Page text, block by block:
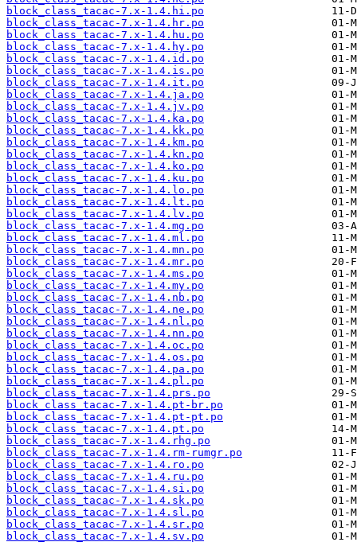
block_class_tacac-7.x-1.4.hi.po
block_class_tacac-7.x-1.4.hr.po
block_class_tacac-7.x-1.4.hu.po
block_class_tacac-7.x-1.4.hy.po
block_class_tacac-7.x-1.4.id.po
block_class_tacac-7.x-1.4.is.po
block_class_tacac-7.x-1.4.it.po
block_class_tacac-7.x-1.4.ja.po
block_class_tacac-7.x-1.4.jv.po
block_class_tacac-7.x-1.4.ka.po
block_class_tacac-7.x-1.4.kk.po
block_class_tacac-7.x-1.4.km.po
block_class_tacac-7.x-1.4.kn.po
block_class_tacac-7.x-1.4.ko.po
block_class_tacac-7.x-1.4.ku.po
block_class_tacac-7.x-1.4.lo.po
block_class_tacac-7.x-1.4.lt.po
block_class_tacac-7.x-1.4.lv.po
block_class_tacac-7.x-1.4.mg.po
block_class_tacac-7.x-1.4.ml.po
block_class_tacac-7.x-1.4.mn.po
block_class_tacac-7.x-1.4.mr.po
block_class_tacac-7.x-1.4.ms.po
block_class_tacac-7.x-1.4.my.po
block_class_tacac-7.x-1.4.nb.po
block_class_tacac-7.x-1.4.ne.po
block_class_tacac-7.x-1.4.nl.po
block_class_tacac-7.x-1.4.nn.po
block_class_tacac-7.x-1.4.oc.po
block_class_tacac-7.x-1.4.os.po
block_class_tacac-7.x-1.4.pa.po
block_class_tacac-7.x-1.4.pl.po
block_class_tacac-7.x-1.4.prs.po
block_class_tacac-7.x-1.4.pt-br.po
block_class_tacac-7.x-1.4.pt-pt.po
block_class_tacac-7.x-1.4.pt.po
block_class_tacac-7.x-1.4.rhg.po
block_class_tacac-7.x-1.4.rm-rumgr.po
block_class_tacac-7.x-1.4.ro.po
block_class_tacac-7.x-1.4.ru.po
block_class_tacac-7.x-1.4.si.po
block_class_tacac-7.x-1.4.sk.po
block_class_tacac-7.x-1.4.sl.po
block_class_tacac-7.x-1.4.sr.po
block_class_tacac-7.x-1.4.sv.po